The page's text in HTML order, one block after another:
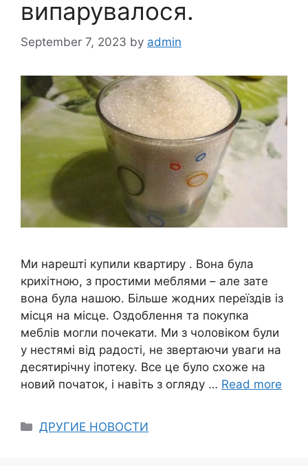
випарувалося.
September 7, 2023 by admin
Ми нарешті купили квартиру . Вона була
крихітною, з простими меблями – але зате
вона була нашою. Більше жодних переїздів із
місця на місце. Оздоблення та покупка
меблів могли почекати. Ми з чоловіком були
у нестямі від радості, не звертаючи уваги на
десятирічну іпотеку. Все це було схоже на
новий початок, і навіть з огляду … Read more
Categories
ДРУГИЕ НОВОСТИ